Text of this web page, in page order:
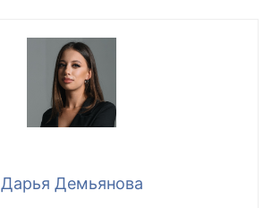
Дарья Демьянова